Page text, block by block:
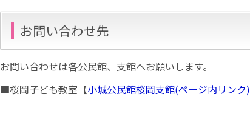
お問い合わせ先
お問い合わせは各公民館、支館へお願いします。
■桜岡子ども教室【小城公民館桜岡支館(ページ内リンク)